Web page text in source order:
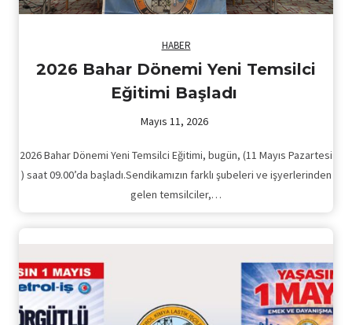
HABER
2026 Bahar Dönemi Yeni Temsilci
Eğitimi Başladı
Mayıs 11, 2026
2026 Bahar Dönemi Yeni Temsilci Eğitimi, bugün, (11 Mayıs Pazartesi
) saat 09.00’da başladı.Sendikamızın farklı şubeleri ve işyerlerinden
gelen temsilciler,…